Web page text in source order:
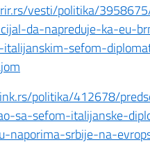
vesti/politika/
da-napreduje-ka-eu-
italijanskim-sefom-
politika/412678/
sa-sefom-italijanske-
naporima-srbije-na-